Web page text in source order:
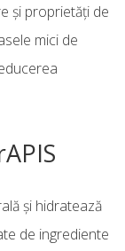
și proprietăți de
mici de
și hidratează
de ingrediente